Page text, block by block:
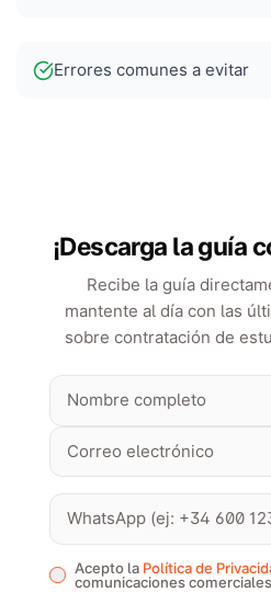
Errores comunes a evitar
¡Descarga la guía
Recibe la guía
mantente al día con las
sobre contratación de
Acepto la Política de
comunicaciones comerciales